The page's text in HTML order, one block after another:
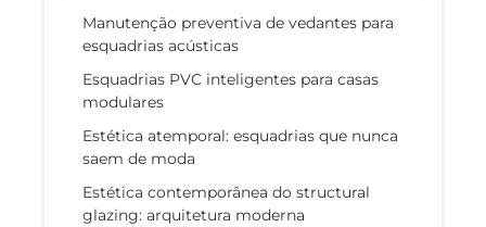
Manutenção preventiva de vedantes para
esquadrias acústicas
Esquadrias PVC inteligentes para casas
modulares
Estética atemporal: esquadrias que nunca
saem de moda
Estética contemporânea do structural
glazing: arquitetura moderna